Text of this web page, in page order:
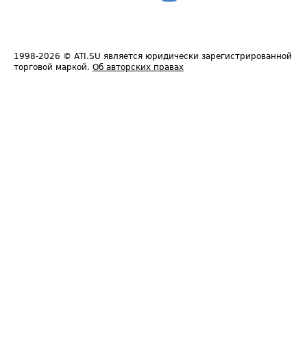
1998-2026 © ATI.SU является юридически зарегистрированной
торговой маркой. Об авторских правах